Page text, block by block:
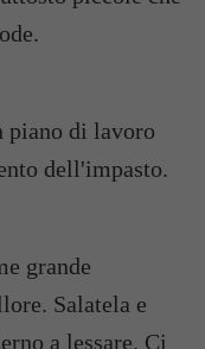
dell'impasto.
Salatela e
a lessare. Ci